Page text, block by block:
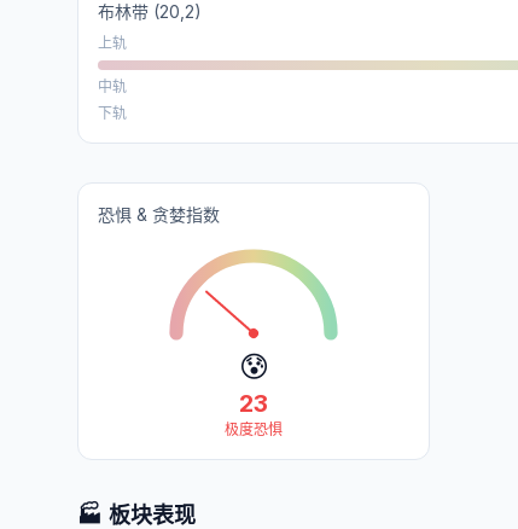
布林带 (20,2)
上轨
中轨
下轨
恐惧 & 贪婪指数
😰
23
极度恐惧
🏭 板块表现